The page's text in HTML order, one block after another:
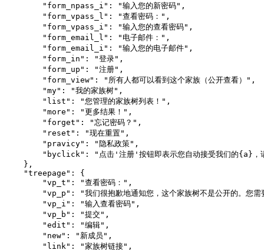
        "form_npass_i": "输入您的新密码",
        "form_vpass_l": "查看密码：",
        "form_vpass_i": "输入您的查看密码",
        "form_email_l": "电子邮件：",
        "form_email_i": "输入您的电子邮件",
        "form_in": "登录",
        "form_up": "注册",
        "form_view": "所有人都可以看到这个家族（公开查看）",
        "my": "我的家族树",
        "list": "您管理的家族树列表！",
        "more": "更多结果！",
        "forget": "忘记密码？",
        "reset": "现在重置",
        "pravicy": "隐私政策",
"byclick": "点击'注册'按钮即表示您自动接受我们的{a}，
    },
    "treepage": {
        "vp_t": "查看密码：",
"vp_p": "我们很抱歉地通知您，这个家族树不是公开的。您需
        "vp_i": "输入查看密码",
        "vp_b": "提交",
        "edit": "编辑",
        "new": "新成员",
        "link": "家族树链接",